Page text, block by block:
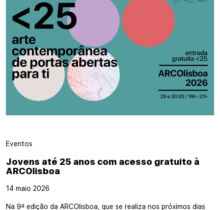
Eventos
Jovens até 25 anos com acesso gratuito à
ARCOlisboa
14 maio 2026
Na 9ª edição da ARCOlisboa, que se realiza nos próximos dias